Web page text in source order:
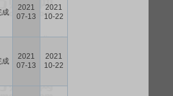
成
2021
07-13
2021
10-22
成
2021
07-13
2021
10-22